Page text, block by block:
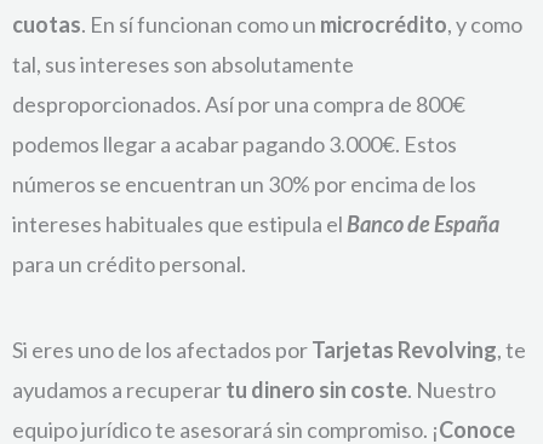
cuotas. En sí funcionan como un microcrédito, y como
tal, sus intereses son absolutamente
desproporcionados. Así por una compra de 800€
podemos llegar a acabar pagando 3.000€. Estos
números se encuentran un 30% por encima de los
intereses habituales que estipula elBanco de España
para un crédito personal.
Si eres uno de los afectados porTarjetas Revolving, te
ayudamos a recuperartu dinero sin coste. Nuestro
equipo jurídico te asesorará sin compromiso. ¡Conoce